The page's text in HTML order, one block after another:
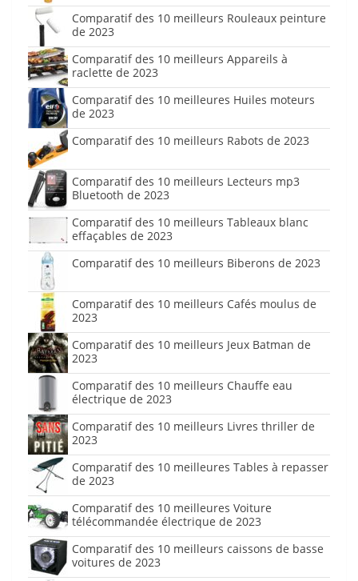
Comparatif des 10 meilleurs Rouleaux peinture
de 2023
Comparatif des 10 meilleurs Appareils à
raclette de 2023
Comparatif des 10 meilleures Huiles moteurs
de 2023
Comparatif des 10 meilleurs Rabots de 2023
Comparatif des 10 meilleurs Lecteurs mp3
Bluetooth de 2023
Comparatif des 10 meilleurs Tableaux blanc
effaçables de 2023
Comparatif des 10 meilleurs Biberons de 2023
Comparatif des 10 meilleurs Cafés moulus de
2023
Comparatif des 10 meilleurs Jeux Batman de
2023
Comparatif des 10 meilleurs Chauffe eau
électrique de 2023
Comparatif des 10 meilleurs Livres thriller de
2023
Comparatif des 10 meilleures Tables à repasser
de 2023
Comparatif des 10 meilleures Voiture
télécommandée électrique de 2023
Comparatif des 10 meilleurs caissons de basse
voitures de 2023